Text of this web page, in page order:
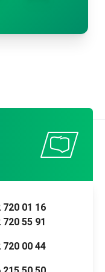
720 01 16
720 55 91
720 00 44